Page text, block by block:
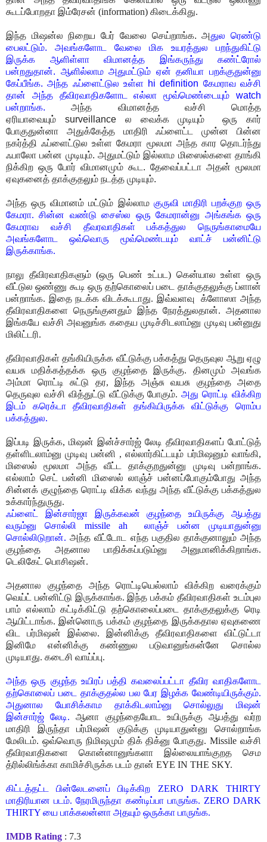
கூடப்போறதா இம்ரேசன் (information) கிடைக்கிது.
இந்த மிஷன்ல நிறைய பேர் வேலை செய்றாங்க. அதுல ரெண்டு
பைலட்டும். அவங்களோட வேலை மிக உயரத்துல பறந்துகிட்டு
இருக்க ஆளிள்ளா விமானத்த இங்கருந்து கண்ட்ரோல்
பன்றதுதான். ஆளில்லாம அதுமட்டும் ஏன் தனியா பறக்குதுன்னு
கேப்பீங்க. அந்த ஃப்ளைட்டுல உள்ள hi definition கேமராவ வச்சி
தான் அந்த தீவிரவாதிகளோட எல்லா மூவ்மெண்டையும் watch
பன்றாங்க. அந்த விமானத்த வச்சி மொத்த
ஏரியாவையும் surveillance ல வைக்க முடியும் ஒரு கார்
போகுதுன்னா அதுக்கேத்த மாதிரி ஃப்ளைட்ட முன்ன பின்ன
நகர்த்தி ஃப்ளைட்டுல உள்ள கேமரா மூலமா அந்த கார தொடர்ந்து
ஃபாலோ பன்ன முடியும். அதுமட்டும் இல்லாம மிஸைல்களை தாங்கி
நிக்கிற ஒரு போர் விமானமும் கூட. தேவைப்பட்டா அதன் மூலமா
ஏவுகனைத் தாக்குதலும் நடத்த முடியும்.
அந்த ஒரு விமானம் மட்டும் இல்லாம குருவி மாதிரி பறக்குற ஒரு
கேமரா. சின்ன வண்டு சைஸ்ல ஒரு கேமரான்னு அங்கங்க ஒரு
கேமராவ வச்சி தீவரவாதிகள் பக்கத்துல நெருங்காமையே
அவங்களோட ஒவ்வொரு மூவ்மெண்டயும் வாட்ச் பன்னிட்டு
இருக்காங்க.
நாலு தீவிரவாதிகளும் (ஒரு பெண் உட்பட) கென்யால உள்ள ஒரு
வீட்டுல ஒண்ணு கூடி ஒரு தற்கொலைப் படை தாக்குதலுக்கு ப்ளான்
பன்றாங்க. இதை நடக்க விடக்கூடாது. இவ்வளவு க்ளோஸா அந்த
தீவிரவாதிகளை நெருங்குனதும் இந்த நேரத்துலதான். அதனால
இங்கயே வச்சி அவனுங்க கதைய முடிச்சிடலாம்னு முடிவு பன்னுது
மிலிட்டரி.
தீவிரவாதிகள் தங்கியிருக்க வீட்டுக்கு பக்கத்து தெருவுல ஆறு ஏழு
வயசு மதிக்கத்தக்க ஒரு குழந்தை இருக்கு. தினமும் அவங்க
அம்மா ரொட்டி சுட்டு தர, இந்த அஞ்சு வயசு குழந்தை அதை
தெருவுல வச்சி வித்துட்டு வீட்டுக்கு போகும்.அது ரொட்டி விக்கிற
இடம் கரெக்டா தீவிரவாதிகள் தங்கியிருக்க விட்டுக்கு ரொம்ப
பக்கத்துல.
இப்படி இருக்க, மிஷன் இன்ச்சார்ஜ் லேடி தீவிரவாதிகளப் போட்டுத்
தள்ளிடலாம்னு முடிவு பன்னி , எல்லார்கிட்டயும் பர்மிஷனும் வாங்கி,
மிஸைல் மூலமா அந்த வீட்ட தாக்குறதுன்னு முடிவு பன்றாங்க.
எல்லாம் செட் பன்னி மிஸைல் லாஞ்ச் பன்னப்போகும்போது அந்த
சின்னக் குழுந்தை ரொட்டி விக்க வந்து அந்த வீட்டுக்கு பக்கத்துல
உக்கார்ந்துருது.
ஃப்ளைட் இன்சார்ஜா இருக்கவன் குழந்தை உயிருக்கு ஆபத்து
வரும்னு சொல்லி missile ah லாஞ்ச் பன்ன முடியாதுன்னு
சொல்லிடுறான். அந்த வீட்டோட எந்த பகுதில தாக்குனாலும் அந்த
குழந்தை அதனால பாதிக்கப்படும்னு அனுமானிக்கிறாங்க.
டெலிகேட் பொசிஷன்.
அதனால குழந்தை அந்த ரொட்டியெல்லாம் விக்கிற வரைக்கும்
வெய்ட் பன்னிட்டு இருக்காங்க. இந்த பக்கம் தீவிரவாதிகள் உடம்புல
பாம் எல்லாம் கட்டிக்கிட்டு தற்கொலைப்படை தாக்குதலுக்கு ரெடி
ஆயிட்டாங்க. இன்னொரு பக்கம் குழந்தை இருக்கதால ஏவுகணை
விட பர்மிஷன் இல்லை. இன்னிக்கு தீவிரவாதிகளை விட்டுட்டா
இனிமே என்னிக்கு கண்ணுல படுவானுங்கன்னே சொல்ல
முடியாது. கடைசி வாய்ப்பு.
அந்த ஒரு குழந்த உயிரப் பத்தி கவலைப்பட்டா தீவிர வாதிகளோட
தற்கொலைப் படை தாக்குதல்ல பல பேர இழக்க வேண்டியிருக்கும்.
அதுனால யோசிக்காம தாக்கிடலாம்னு சொல்லுது மிஷன்
இன்சார்ஜ் லேடி. ஆனா குழந்தையோட உயிருக்கு ஆபத்து வர்ற
மாதிரி இருந்தா பர்மிஷன் குடுக்கு முடியாதுன்னு சொல்றாங்க
மேலிடம். ஒவ்வொரு நிமிஷமும் திக் திக்னு போகுது. Missile வச்சி
தீவிரவாதிகளை கொன்னானுங்களா இல்லையாங்குறத செம
த்ரில்லிங்க்கா காமிச்சிருக்க படம் தான் EYE IN THE SKY.
கிட்டத்தட்ட பின்லேடனைப் பிடிக்கிற ZERO DARK THIRTY
மாதிரியான படம். நேரமிருந்தா கண்டிப்பா பாருங்க. ZERO DARK
THIRTY யை பாக்கலன்னா அதயும் ஒருக்கா பாருங்க.
IMDB Rating : 7.3